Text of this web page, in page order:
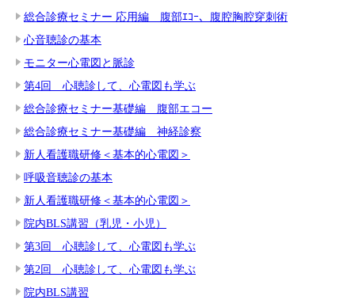
総合診療セミナー 応用編 腹部ｴｺｰ、腹腔胸腔穿刺術
心音聴診の基本
モニター心電図と脈診
第4回 心聴診して、心電図も学ぶ
総合診療セミナー基礎編 腹部エコー
総合診療セミナー基礎編 神経診察
新人看護職研修＜基本的心電図＞
呼吸音聴診の基本
新人看護職研修＜基本的心電図＞
院内BLS講習（乳児・小児）
第3回 心聴診して、心電図も学ぶ
第2回 心聴診して、心電図も学ぶ
院内BLS講習